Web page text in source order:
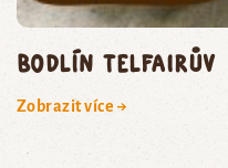
bodlín Telfairův
Zobrazit více →